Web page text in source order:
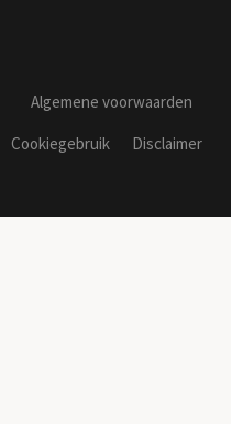
Algemene voorwaarden
Cookiegebruik
Disclaimer